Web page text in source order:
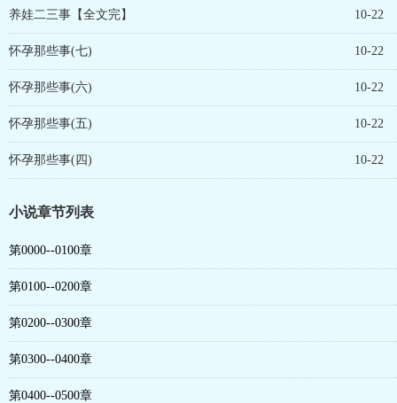
养娃二三事【全文完】 10-22
怀孕那些事(七) 10-22
怀孕那些事(六) 10-22
怀孕那些事(五) 10-22
怀孕那些事(四) 10-22
小说章节列表
第0000--0100章
第0100--0200章
第0200--0300章
第0300--0400章
第0400--0500章